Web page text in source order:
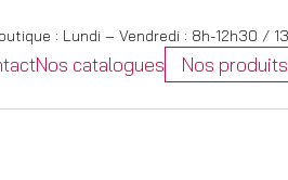
: Lundi – Vendredi : 8h-12h30 /
Nos catalogues Nos produits